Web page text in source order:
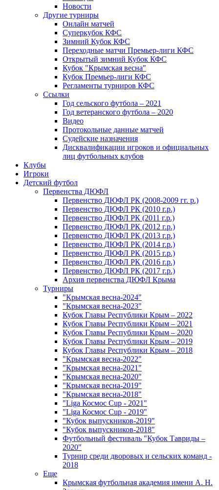
Новости
Другие турниры
Онлайн матчей
Суперкубок КФС
Зимний Кубок КФС
Переходные матчи Премьер-лиги КФС
Открытый зимний Кубок КФС
Кубок "Крымская весна"
Кубок Премьер-лиги КФС
Регламенты турниров КФС
Ссылки
Год сельского футбола – 2021
Год ветеранского футбола – 2020
Видео
Протокольные данные матчей
Судейские назначения
Дисквалификации игроков и официальных
лиц футбольных клубов
Клубы
Игроки
Детский футбол
Первенства ДЮФЛ
Первенство ДЮФЛ РК (2008-2009 гг. р.)
Первенство ДЮФЛ РК (2010 г.р.)
Первенство ДЮФЛ РК (2011 г.р.)
Первенство ДЮФЛ РК (2012 г.р.)
Первенство ДЮФЛ РК (2013 г.р.)
Первенство ДЮФЛ РК (2014 г.р.)
Первенство ДЮФЛ РК (2015 г.р.)
Первенство ДЮФЛ РК (2016 г.р.)
Первенство ДЮФЛ РК (2017 г.р.)
Архив первенства ДЮФЛ Крыма
Турниры
"Крымская весна-2024"
"Крымская весна-2023"
Кубок Главы Республики Крым – 2022
Кубок Главы Республики Крым – 2021
Кубок Главы Республики Крым – 2020
Кубок Главы Республики Крым – 2019
Кубок Главы Республики Крым – 2018
"Крымская весна-2022"
"Крымская весна-2021"
"Крымская весна-2020"
"Крымская весна-2019"
"Крымская весна-2018"
"Liga Космос Cup - 2021"
"Liga Космос Cup - 2019"
"Кубок выпускников-2019"
"Кубок выпускников-2018"
Футбольный фестиваль "Кубок Тавриды –
2020"
Турнир среди дворовых и сельских команд -
2018
Еще
Крымская футбольная академия имени А. Н.